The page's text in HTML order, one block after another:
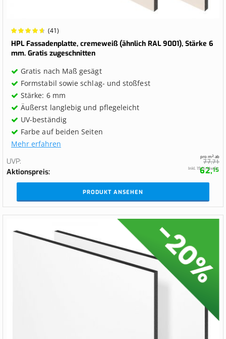
Wertung:
94.878%
(41)
HPL Fassadenplatte, cremeweiß (ähnlich RAL 9001), Stärke 6
mm. Gratis zugeschnitten
Gratis nach Maß gesägt
Formstabil sowie schlag- und stoßfest
Stärke: 6 mm
Äußerst langlebig und pflegeleicht
UV-beständig
Farbe auf beiden Seiten
Mehr erfahren
UVP
77,71
Aktionspreis
pro m² ab
62,15
Inkl. 19 % MwSt.
PRODUKT ANSEHEN